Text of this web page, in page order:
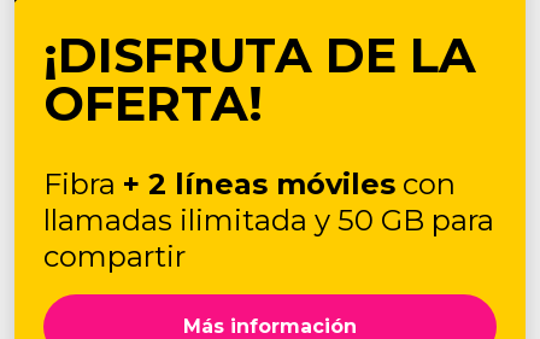
¡DISFRUTA DE LA
OFERTA!
Fibra + 2 líneas móviles con
llamadas ilimitada y 50 GB para
compartir
Más información